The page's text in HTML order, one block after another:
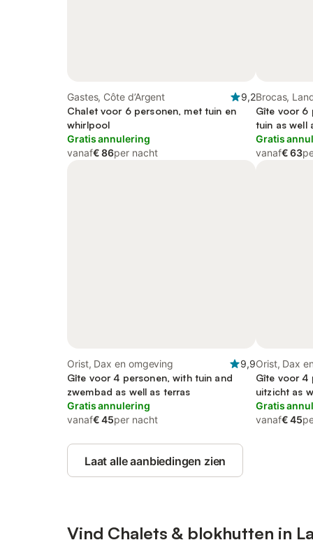
Gastes, Côte d’Argent
9,2
Chalet voor 6 personen, met tuin en
whirlpool
Gratis annulering
vanaf€ 86per nacht
Brocas,
Gîte voor 6
tuin as well
Gratis
vanaf€ 63
Orist, Dax en omgeving
9,9
Gîte voor 4 personen, with tuin and
zwembad as well as terras
Gratis annulering
vanaf€ 45per nacht
Orist, Dax
Gîte voor 4
uitzicht as
Gratis
vanaf€ 45
Laat alle aanbiedingen zien
Vind Chalets & blokhutten in